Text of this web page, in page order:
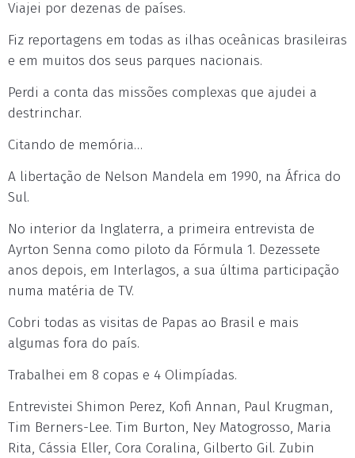
Viajei por dezenas de países.
Fiz reportagens em todas as ilhas oceânicas brasileiras
e em muitos dos seus parques nacionais.
Perdi a conta das missões complexas que ajudei a
destrinchar.
Citando de memória…
A libertação de Nelson Mandela em 1990, na África do
Sul.
No interior da Inglaterra, a primeira entrevista de
Ayrton Senna como piloto da Fórmula 1. Dezessete
anos depois, em Interlagos, a sua última participação
numa matéria de TV.
Cobri todas as visitas de Papas ao Brasil e mais
algumas fora do país.
Trabalhei em 8 copas e 4 Olimpíadas.
Entrevistei Shimon Perez, Kofi Annan, Paul Krugman,
Tim Berners-Lee. Tim Burton, Ney Matogrosso, Maria
Rita, Cássia Eller, Cora Coralina, Gilberto Gil. Zubin